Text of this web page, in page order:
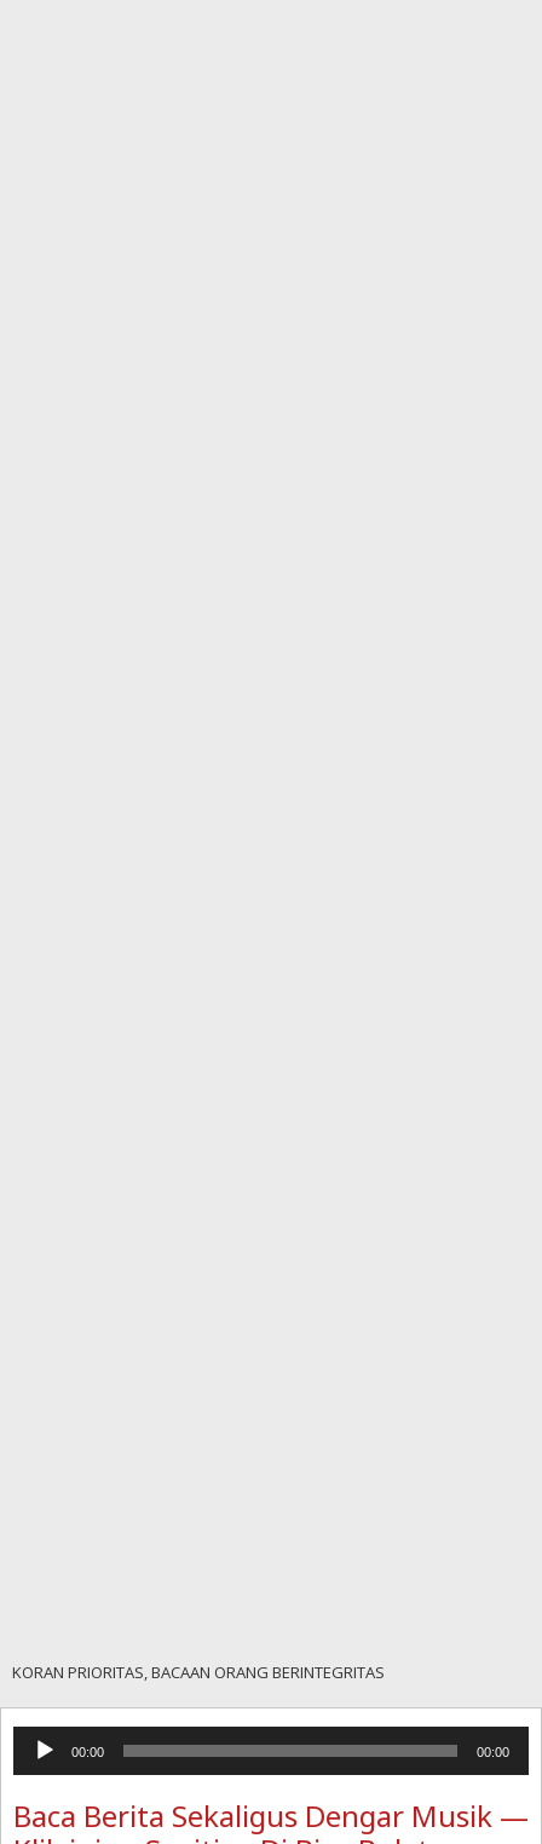
KORAN PRIORITAS, BACAAN ORANG BERINTEGRITAS
Pemutar
Audio
00:00 00:00
Baca Berita Sekaligus Dengar Musik —